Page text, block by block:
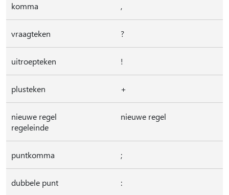
komma ,
vraagteken ?
uitroepteken !
plusteken +
nieuwe regel
regeleinde
nieuwe regel
puntkomma ;
dubbele punt :